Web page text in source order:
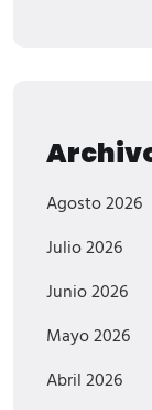
Agosto 2026
Julio 2026
Junio 2026
Mayo 2026
Abril 2026